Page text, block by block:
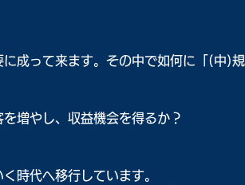
成って来ます。その中で如何に「(中)規
増やし、収益機会を得るか？
時代へ移行しています。